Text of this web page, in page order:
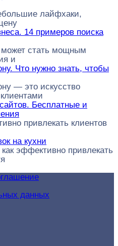
лайфхаки,
14 примеров поиска
может стать мощным
и
Что нужно знать, чтобы
— это искусство
Бесплатные и
привлекать клиентов
на кухни
эффективно привлекать
данных